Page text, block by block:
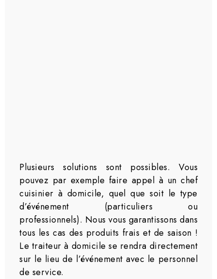
Plusieurs solutions sont possibles. Vous
pouvez par exemple faire appel à un chef
cuisinier à domicile, quel que soit le type
d’événement (particuliers ou
professionnels). Nous vous garantissons dans
tous les cas des produits frais et de saison !
Le traiteur à domicile se rendra directement
sur le lieu de l’événement avec le personnel
de service.